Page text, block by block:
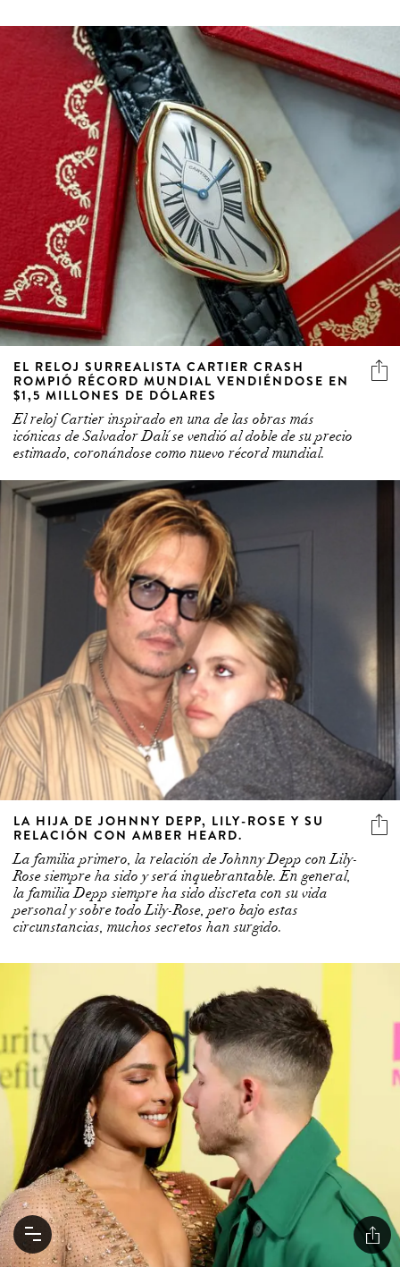
EL RELOJ SURREALISTA CARTIER CRASH
ROMPIÓ RÉCORD MUNDIAL VENDIÉNDOSE EN
$1,5 MILLONES DE DÓLARES
El reloj Cartier inspirado en una de las obras más
icónicas de Salvador Dalí se vendió al doble de su precio
estimado, coronándose como nuevo récord mundial.
LA HIJA DE JOHNNY DEPP, LILY-ROSE Y SU
RELACIÓN CON AMBER HEARD.
La familia primero, la relación de Johnny Depp con Lily-
Rose siempre ha sido y será inquebrantable. En general,
la familia Depp siempre ha sido discreta con su vida
personal y sobre todo Lily-Rose, pero bajo estas
circunstancias, muchos secretos han surgido.